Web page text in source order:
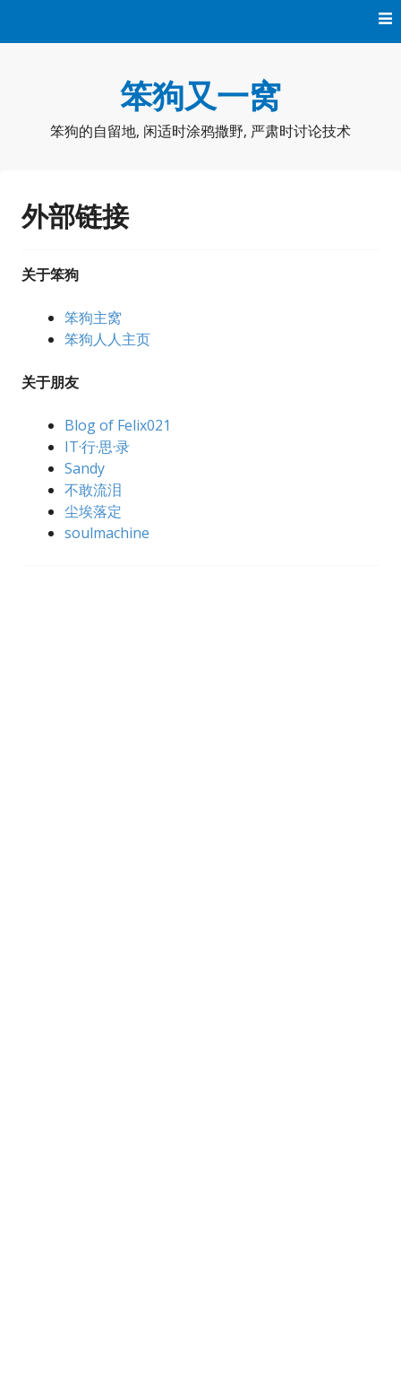
笨狗又一窝
笨狗的自留地, 闲适时涂鸦撒野, 严肃时讨论技术
外部链接
关于笨狗
笨狗主窝
笨狗人人主页
关于朋友
Blog of Felix021
IT·行·思·录
Sandy
不敢流泪
尘埃落定
soulmachine